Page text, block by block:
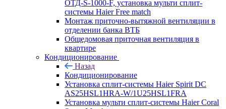
ОТД-S-1000-F, установка мульти сплит-
системы Haier Free match
Монтаж приточно-вытяжной вентиляции в
отделении банка ВТБ
Общедомовая приточная вентиляция в
квартире
Кондиционирование
Назад
Кондиционирование
Установка сплит-системы Haier Spirit DC
AS25HSL1HRA-W/1U25HSL1FRA
Установка мульти сплит-системы Haier Coral